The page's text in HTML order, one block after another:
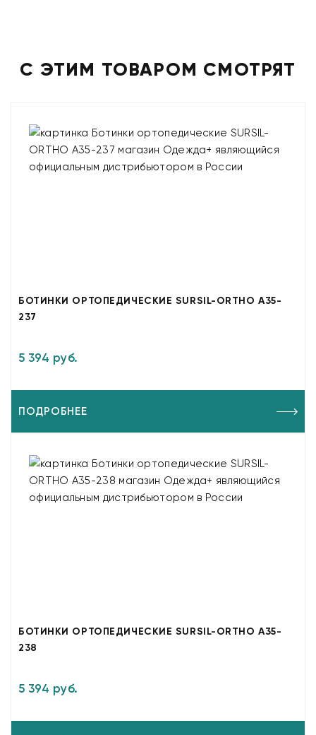
С ЭТИМ ТОВАРОМ СМОТРЯТ
БОТИНКИ ОРТОПЕДИЧЕСКИЕ SURSIL-ORTHO A35-
237
5 394 руб.
ПОДРОБНЕЕ
БОТИНКИ ОРТОПЕДИЧЕСКИЕ SURSIL-ORTHO A35-
238
5 394 руб.